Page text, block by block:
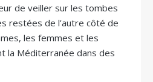
de veiller sur les tombes
restées de l’autre côté de
les femmes et les
la Méditerranée dans des